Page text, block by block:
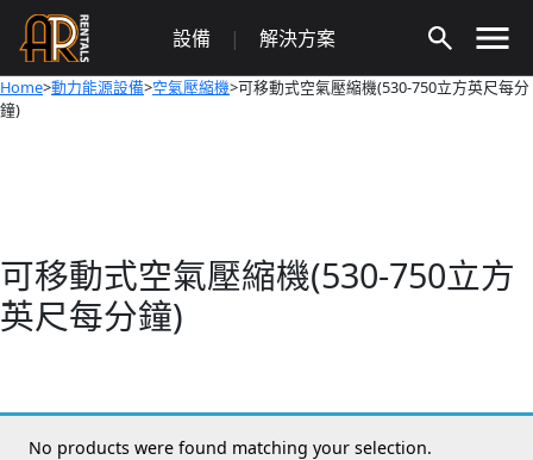
Skip
content
設備 | 解決方案
Home>動力能源設備>空氣壓縮機>可移動式空氣壓縮機(530-750立方英尺每分
鐘)
可移動式空氣壓縮機(530-750立方
英尺每分鐘)
No products were found matching your selection.